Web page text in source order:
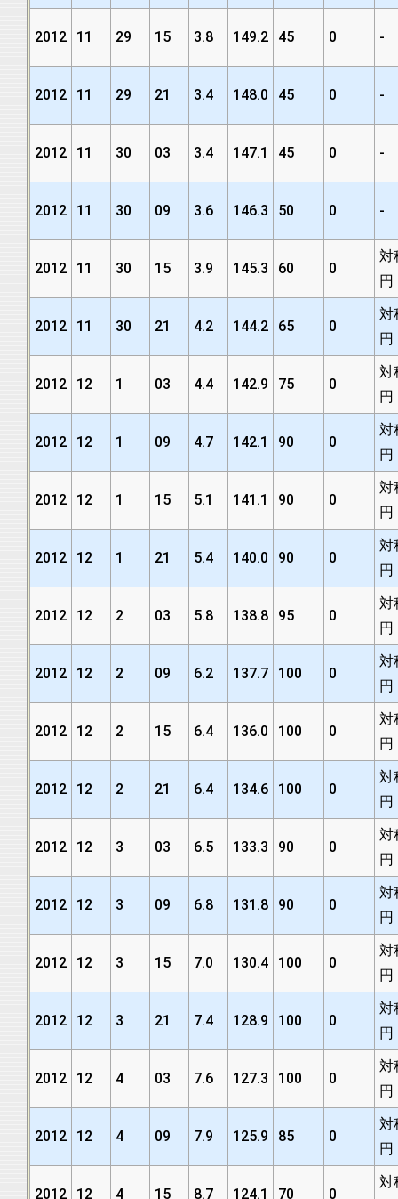
2012 11 29 15 3.8 149.2 45 0 -
2012 11 29 21 3.4 148.0 45 0 -
2012 11 30 03 3.4 147.1 45 0 -
2012 11 30 09 3.6 146.3 50 0 -
2012 11 30 15 3.9 145.3 60 0
対
円
2012 11 30 21 4.2 144.2 65 0
対
円
2012 12 1 03 4.4 142.9 75 0
対
円
2012 12 1 09 4.7 142.1 90 0
対
円
2012 12 1 15 5.1 141.1 90 0
対
円
2012 12 1 21 5.4 140.0 90 0
対
円
2012 12 2 03 5.8 138.8 95 0
対
円
2012 12 2 09 6.2 137.7 100 0
対
円
2012 12 2 15 6.4 136.0 100 0
対
円
2012 12 2 21 6.4 134.6 100 0
対
円
2012 12 3 03 6.5 133.3 90 0
対
円
2012 12 3 09 6.8 131.8 90 0
対
円
2012 12 3 15 7.0 130.4 100 0
対
円
2012 12 3 21 7.4 128.9 100 0
対
円
2012 12 4 03 7.6 127.3 100 0
対
円
2012 12 4 09 7.9 125.9 85 0
対
円
2012 12 4 15 8.7 124.1 70 0
対